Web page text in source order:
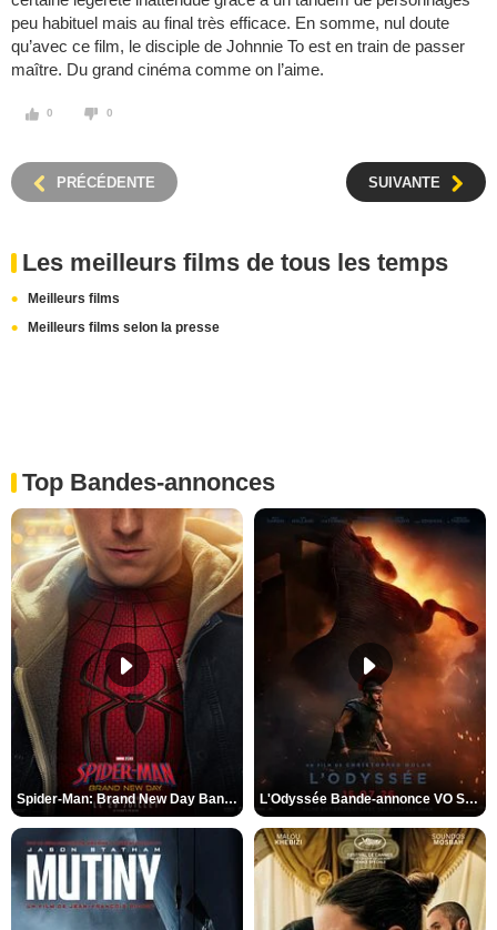
peu habituel mais au final très efficace. En somme, nul doute
qu’avec ce film, le disciple de Johnnie To est en train de passer
maître. Du grand cinéma comme on l’aime.
0 0
PRÉCÉDENTE SUIVANTE
Les meilleurs films de tous les temps
Meilleurs films
Meilleurs films selon la presse
Top Bandes-annonces
Spider-Man: Brand New Day Bande-annonce VO STFR L'Odyssée Bande-annonce VO STFR